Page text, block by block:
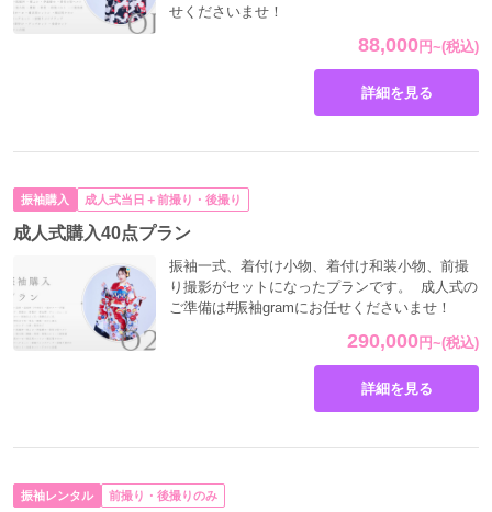
88,000円~(税込)
せくださいませ！
詳細を見る
振袖購入 成人式当日＋前撮り・後撮り
成人式購入40点プラン
290,000円~(税込)
振袖一式、着付け小物、着付け和装小物、前撮
り撮影がセットになったプランです。 成人式の
ご準備は#振袖gramにお任せくださいませ！
詳細を見る
振袖レンタル 前撮り・後撮りのみ